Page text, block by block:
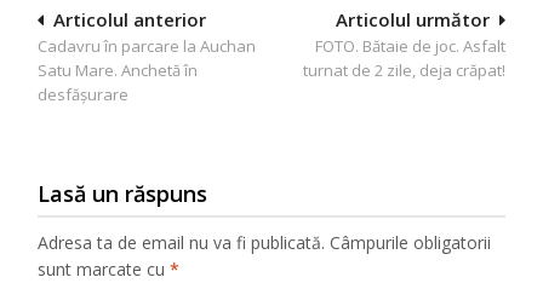
Navigare
în
articole
Articolul următor
FOTO. Bătaie de joc. Asfalt
turnat de 2 zile, deja crăpat!
Articolul anterior
Cadavru în parcare la Auchan
Satu Mare. Anchetă în
desfăşurare
Lasă un răspuns
Adresa ta de email nu va fi publicată. Câmpurile obligatorii
sunt marcate cu*